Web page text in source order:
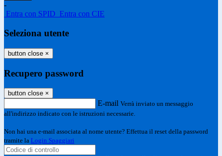
-
Entra con SPID Entra con CIE
Seleziona utente
button close ×
Recupero password
button close ×
E-mail Verrà inviato un messaggio
all'indirizzo indicato con le istruzioni necessarie.
Non hai una e-mail associata al nome utente? Effettua il reset della password
tramite la Login Spaggiari